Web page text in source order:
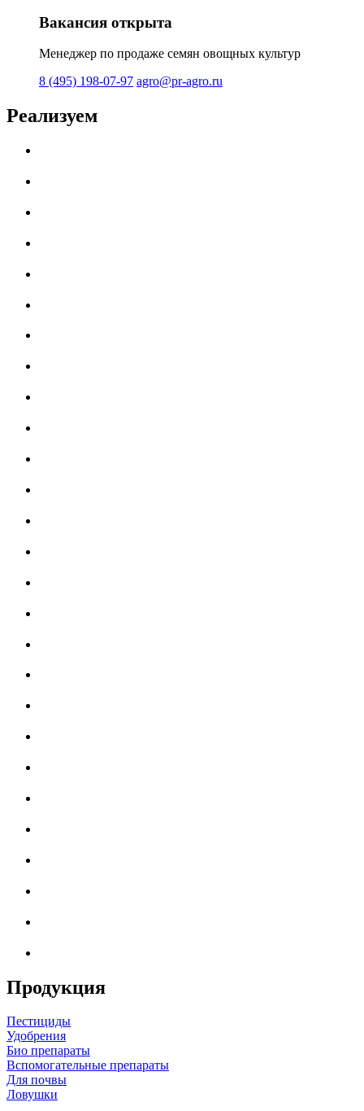
Вакансия открыта
Менеджер по продаже семян овощных культур
8 (495) 198-07-97 agro@pr-agro.ru
Реализуем
Продукция
Пестициды
Удобрения
Био препараты
Вспомогательные препараты
Для почвы
Ловушки